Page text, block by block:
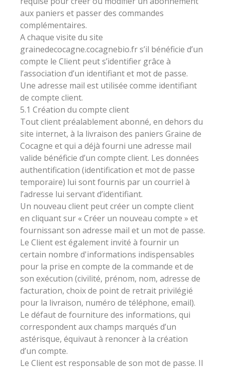
aux paniers et passer des commandes
complémentaires.
A chaque visite du site
grainedecocagne.cocagnebio.fr s’il bénéficie d’un
compte le Client peut s’identifier grâce à
l’association d’un identifiant et mot de passe.
Une adresse mail est utilisée comme identifiant
de compte client.
5.1 Création du compte client
Tout client préalablement abonné, en dehors du
site internet, à la livraison des paniers Graine de
Cocagne et qui a déjà fourni une adresse mail
valide bénéficie d’un compte client. Les données
authentification (identification et mot de passe
temporaire) lui sont fournis par un courriel à
l’adresse lui servant d’identifiant.
Un nouveau client peut créer un compte client
en cliquant sur « Créer un nouveau compte » et
fournissant son adresse mail et un mot de passe.
Le Client est également invité à fournir un
certain nombre d'informations indispensables
pour la prise en compte de la commande et de
son exécution (civilité, prénom, nom, adresse de
facturation, choix de point de retrait privilégié
pour la livraison, numéro de téléphone, email).
Le défaut de fourniture des informations, qui
correspondent aux champs marqués d’un
astérisque, équivaut à renoncer à la création
d’un compte.
Le Client est responsable de son mot de passe. Il